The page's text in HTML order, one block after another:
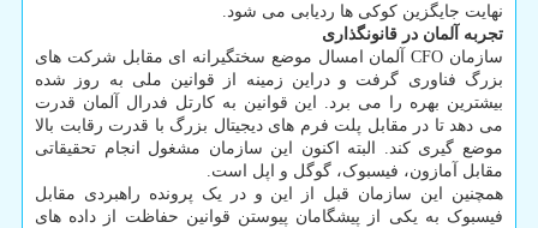
نهایت جایگزین کوکی ها ردیابی می شود.
تجربه آلمان در قانونگذاری
سازمان CFO آلمان امسال موضع سختگیرانه ای مقابل شرکت های
بزرگ فناوری گرفت و دراین زمینه از قوانین ملی به روز شده
بیشترین بهره را می برد. این قوانین به کارتل فدرال آلمان قدرت
می دهد تا در مقابل پلت فرم های دیجیتال بزرگ با قدرت رقابت بالا
موضع گیری کند. البته اکنون این سازمان مشغول انجام تحقیقاتی
مقابل آمازون، فیسبوک، گوگل و اپل است.
همچنین این سازمان قبل از این و در یک پرونده راهبردی مقابل
فیسبوک به یکی از پیشگامان پیوستن قوانین حفاظت از داده های